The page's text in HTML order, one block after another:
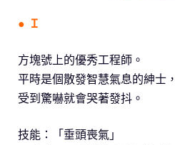
● Ｉ
方塊號上的優秀工程師。
平時是個散發智慧氣息的紳士
受到驚嚇就會哭著發抖。
技能：「垂頭喪氣」